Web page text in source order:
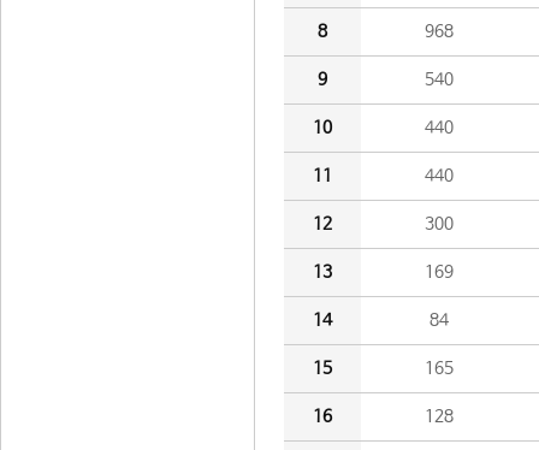
8 968
9 540
10 440
11 440
12 300
13 169
14 84
15 165
16 128